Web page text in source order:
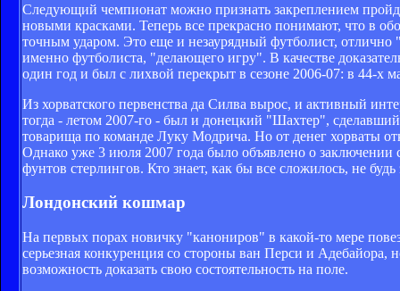
Следующий чемпионат можно признать закреплением
новыми красками. Теперь все прекрасно понимают, что в
точным ударом. Это еще и незаурядный футболист,
именно футболиста, "делающего игру". В качестве
один год и был с лихвой перекрыт в сезоне 2006-07: в 44-х
Из хорватского первенства да Силва вырос, и активный
тогда - летом 2007-го - был и донецкий "Шахтер",
товарища по команде Луку Модрича. Но от денег хорваты
Однако уже 3 июля 2007 года было объявлено о
фунтов стерлингов. Кто знает, как бы все сложилось, не
Лондонский кошмар
На первых порах новичку "канониров" в какой-то мере
серьезная конкуренция со стороны ван Перси и
возможность доказать свою состоятельность на поле.